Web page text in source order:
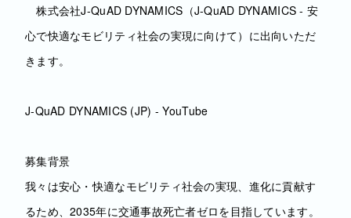
株式会社J-QuAD DYNAMICS（J-QuAD DYNAMICS - 安
心で快適なモビリティ社会の実現に向けて）に出向いただ
きます。
J-QuAD DYNAMICS (JP) - YouTube
募集背景
我々は安心・快適なモビリティ社会の実現、進化に貢献す
るため、2035年に交通事故死亡者ゼロを目指しています。